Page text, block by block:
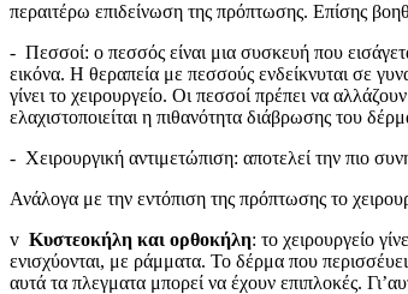
περαιτέρω επιδείνωση της πρόπτωσης. Επίσης
- Πεσσοί: ο πεσσός είναι μια συσκευή που
εικόνα. Η θεραπεία με πεσσούς ενδείκνυται σε
γίνει το χειρουργείο. Οι πεσσοί πρέπει να
ελαχιστοποιείται η πιθανότητα διάβρωσης του
- Χειρουργική αντιμετώπιση: αποτελεί την πιο
Ανάλογα με την εντόπιση της πρόπτωσης το
v Κυστεοκήλη και ορθοκήλη: το χειρουργείο
ενισχύονται, με ράμματα. Το δέρμα που
αυτά τα πλεγματα μπορεί να έχουν επιπλοκές.